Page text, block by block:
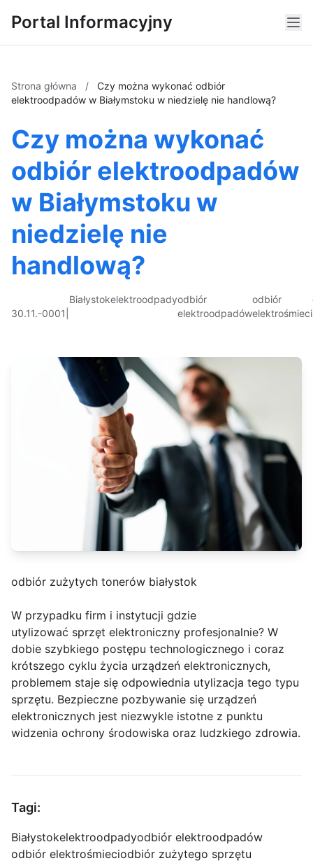
Portal Informacyjny
Strona główna /
Czy można wykonać odbiór
elektroodpadów w Białymstoku w niedzielę nie handlową?
Czy można wykonać
odbiór elektroodpadów
w Białymstoku w
niedzielę nie
handlową?
30.11.-0001
Białystokelektroodpadyodbiór
elektroodpadów
odbiór
elektrośmieci
odbiór zużytych tonerów białystok
W przypadku firm i instytucji gdzie
utylizować sprzęt elektroniczny profesjonalnie? W
dobie szybkiego postępu technologicznego i coraz
krótszego cyklu życia urządzeń elektronicznych,
problemem staje się odpowiednia utylizacja tego typu
sprzętu. Bezpieczne pozbywanie się urządzeń
elektronicznych jest niezwykle istotne z punktu
widzenia ochrony środowiska oraz ludzkiego zdrowia.
Tagi:
Białystokelektroodpadyodbiór elektroodpadów
odbiór elektrośmieciodbiór zużytego sprzętu